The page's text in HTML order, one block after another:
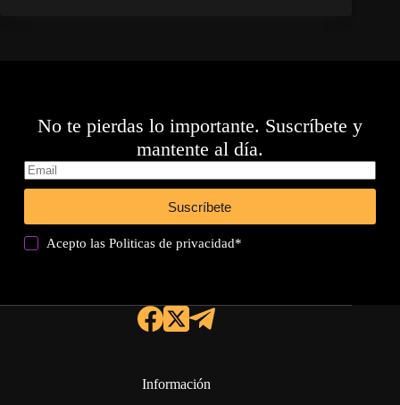
No te pierdas lo importante. Suscríbete y
mantente al día.
Suscríbete
Acepto lasPoliticas de privacidad*
Información